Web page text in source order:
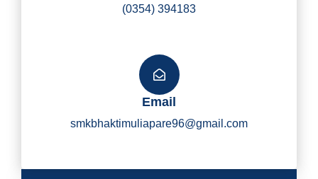
Y
I
(0354) 394183
Email
smkbhaktimuliapare96@gmail.com